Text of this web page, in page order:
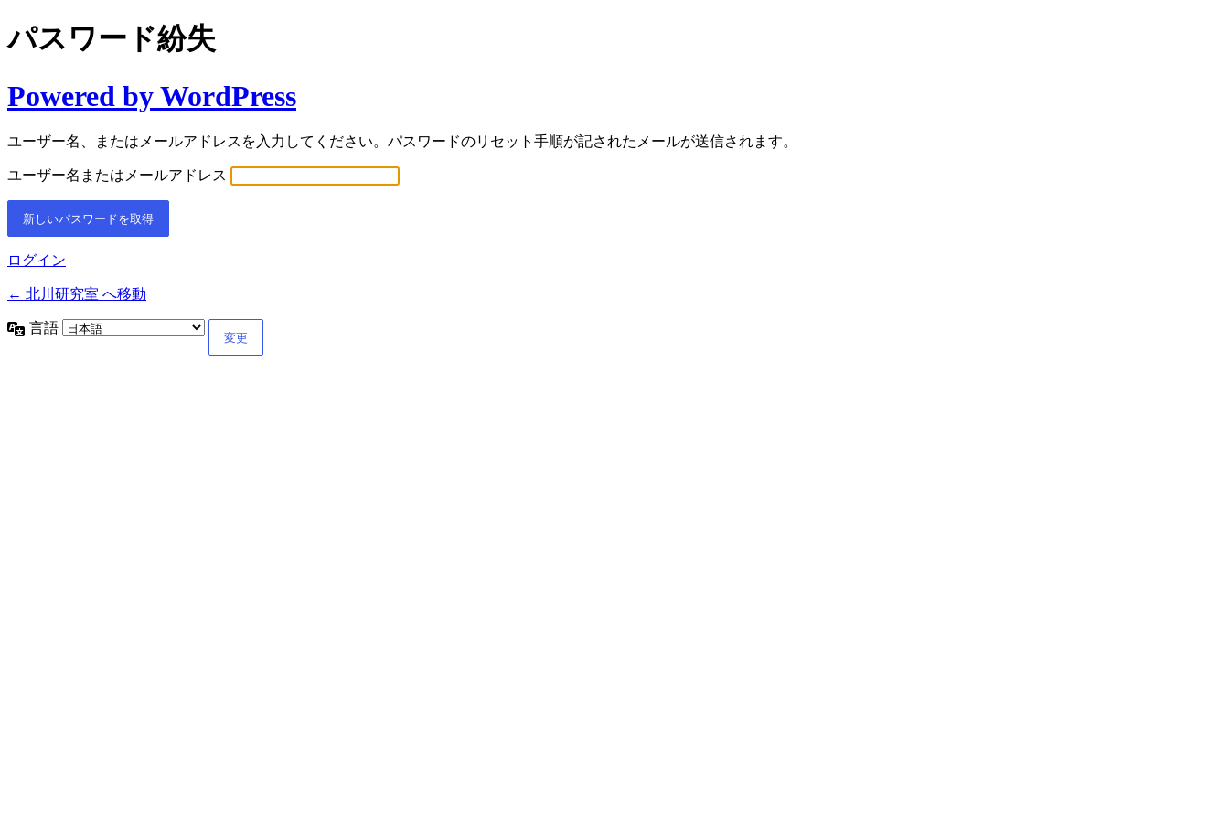
パスワード紛失
Powered by WordPress
ユーザー名、またはメールアドレスを入力してください。パスワードのリセット手順が記されたメールが送信されます。
ユーザー名またはメールアドレス
ログイン
← 北川研究室 へ移動
言語